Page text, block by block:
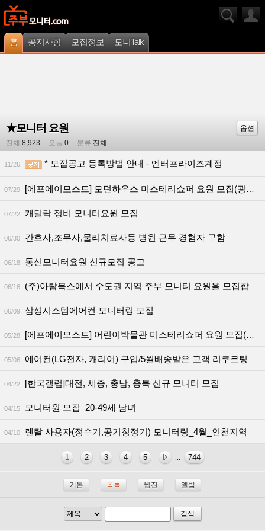
홈 공지사항 모집정보 모니Talk
★모니터 요원
옵션
전체 8,923 오늘 0 분류 전체
11/26 * 모집공고 등록방법 안내 - 엔터프라이즈계정
07/29 [에프에이모스트] 모던하우스 미스테리쇼퍼 요원 모집(광주/전라 지역)
07/22 캐딜락 정비 모니터요원 모집
06/30 간호사,조무사,물리치료사등 병원 근무 경험자 구함
06/18 통신모니터요원 신규모집 공고
06/16 (주)아람북스에서 수도권 지역 주부 모니터 요원을 모집합니다.
06/09 삼성시스템에어컨 모니터링 모집
05/28 [에프에이모스트] 어린이박물관 미스테리쇼퍼 요원 모집(서울/세종)
05/06 에어컨(LG전자, 캐리어) 구입/5월배송받은 고객 리쿠르팅
04/22 [한국갤럽]대전, 세종, 충남, 충북 신규 모니터 모집
04/15 모니터원 모집_20-49세 남녀
04/10 렌탈 사용자(정수기,공기청정기) 모니터링_4월_인천지역
1 2 3 4 5 744
기본 목록 웹진 앨범
검색